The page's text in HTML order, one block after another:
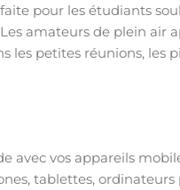
pour les étudiants
amateurs de plein air
les petites réunions, les
avec vos appareils
tablettes,